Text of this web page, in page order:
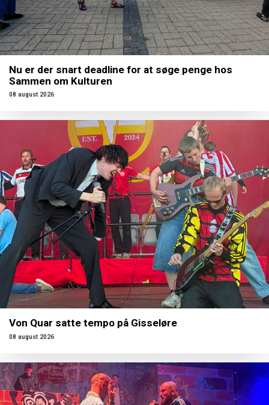
Nu er der snart deadline for at søge penge hos
Sammen om Kulturen
08 august 2026
Von Quar satte tempo på Gisseløre
08 august 2026